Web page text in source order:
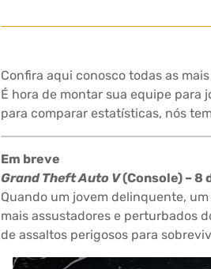
Confira aqui conosco todas as
É hora de montar sua equipe para
para comparar estatísticas, nós
Em breve
Grand Theft Auto V(Console) – 8
Quando um jovem delinquente,
mais assustadores e perturbados
de assaltos perigosos para